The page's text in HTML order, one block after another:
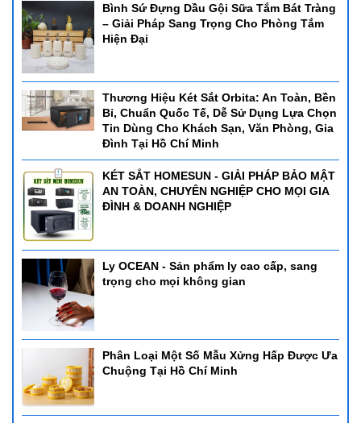
Bình Sứ Đựng Dầu Gội Sữa Tắm Bát Tràng
– Giải Pháp Sang Trọng Cho Phòng Tắm
Hiện Đại
Thương Hiệu Két Sắt Orbita: An Toàn, Bền
Bỉ, Chuẩn Quốc Tế, Dễ Sử Dụng Lựa Chọn
Tin Dùng Cho Khách Sạn, Văn Phòng, Gia
Đình Tại Hồ Chí Minh
KÉT SẮT HOMESUN - GIẢI PHÁP BẢO MẬT
AN TOÀN, CHUYÊN NGHIỆP CHO MỌI GIA
ĐÌNH & DOANH NGHIỆP
Ly OCEAN - Sản phẩm ly cao cấp, sang
trọng cho mọi không gian
Phân Loại Một Số Mẫu Xửng Hấp Được Ưa
Chuộng Tại Hồ Chí Minh